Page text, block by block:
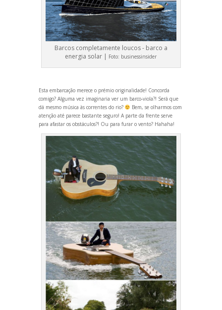
Barcos completamente loucos - barco a
energia solar | Foto: businessinsider
Esta embarcação merece o prémio originalidade! Concorda
comigo? Alguma vez imaginaria ver um barco-viola?! Será que
dá mesmo música às correntes do rio?
Bem, se olharmos com
atenção até parece bastante seguro! A parte da frente serve
para afastar os obstáculos?! Ou para furar o vento? Hahaha!